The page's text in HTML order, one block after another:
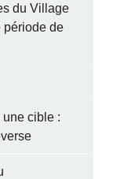
du Village
période de
une cible :